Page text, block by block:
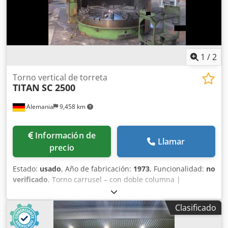
1 /2
Alemania 9,458 km
Torno vertical de torreta
TITAN SC 2500
Información de
precio
Llamar
Estado: usado, Año de fabricación: 1973, Funcionalidad: no
verificado, Torno carrusel – con doble columna |
Fabricante: TITAN | Modelo: SC 2500 Año de fabricación:
1973, modernización en 2011 con control Siemens
SINUMERIK 840D sl La máquina es un producto de la
marca “TITAN”, es decir, de un fabricante rumano. Sin
Clasificado